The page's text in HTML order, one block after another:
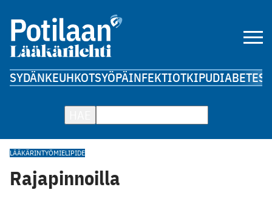
SYDÄNKEUHKOTSYÖPÄINFEKTIOTKIPUDIABETES
LÄÄKÄRINTYÖMIELIPIDE
Rajapinnoilla